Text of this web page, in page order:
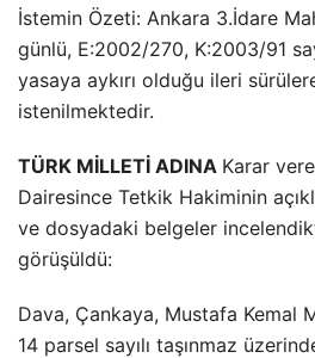
İstemin Özeti: Ankara 3.İdare
günlü, E:2002/270, K:2003/91
yasaya aykırı olduğu ileri
istenilmektedir.
TÜRK MİLLETİ ADINA Karar
Dairesince Tetkik Hakiminin
ve dosyadaki belgeler
görüşüldü:
Dava, Çankaya, Mustafa Kemal
14 parsel sayılı taşınmaz